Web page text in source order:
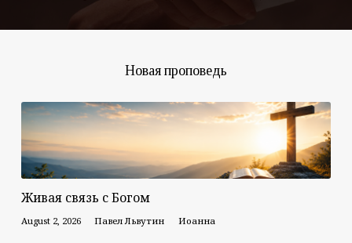
Новая проповедь
Живая связь с Богом
August 2, 2026 Павел Львутин Иоанна